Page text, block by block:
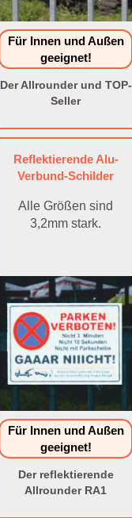
Für Innen und Außen
geeignet!
Der Allrounder und TOP-
Seller
Reflektierende Alu-
Verbund-Schilder
Alle Größen sind
3,2mm stark.
Für Innen und Außen
geeignet!
Der reflektierende
Allrounder RA1